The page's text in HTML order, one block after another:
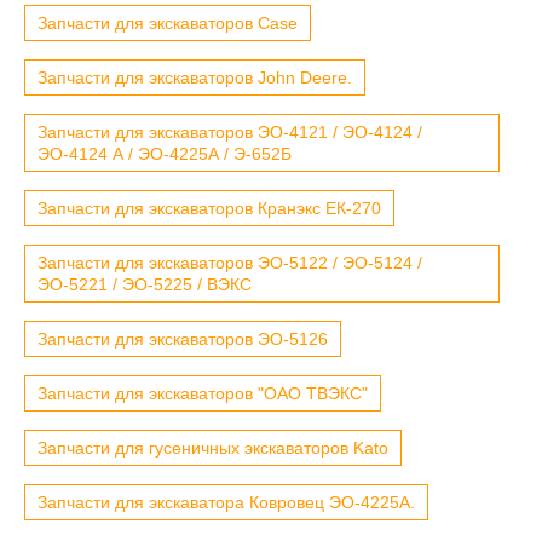
Запчасти для экскаваторов Case
Запчасти для экскаваторов John Deere.
Запчасти для экскаваторов ЭО-4121 / ЭО-4124 /
ЭО-4124 А / ЭО-4225А / Э-652Б
Запчасти для экскаваторов Кранэкс ЕК-270
Запчасти для экскаваторов ЭО-5122 / ЭО-5124 /
ЭО-5221 / ЭО-5225 / ВЭКС
Запчасти для экскаваторов ЭО-5126
Запчасти для экскаваторов "ОАО ТВЭКС"
Запчасти для гусеничных экскаваторов Kato
Запчасти для экскаватора Ковровец ЭО-4225А.